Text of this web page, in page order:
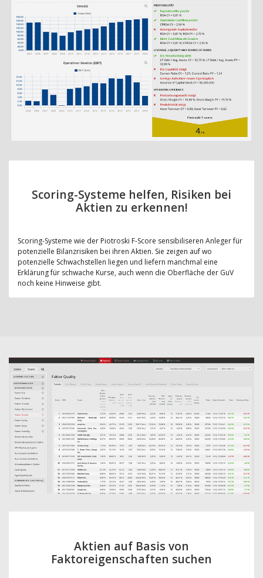
Scoring-Systeme helfen, Risiken bei
Aktien zu erkennen!
Scoring-Systeme wie der Piotroski F-Score sensibiliseren Anleger für
potenzielle Bilanzrisiken bei ihren Aktien. Sie zeigen auf wo
potenzielle Schwachstellen liegen und liefern manchmal eine
Erklärung für schwache Kurse, auch wenn die Oberfläche der GuV
noch keine Hinweise gibt.
Aktien auf Basis von
Faktoreigenschaften suchen